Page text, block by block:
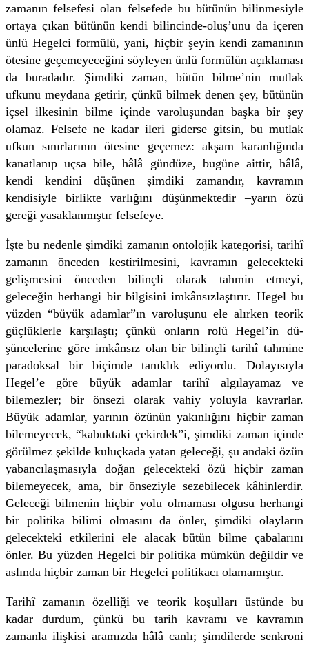
zamanın felsefesi olan felsefede bu bütünün bilinmesiyle
ortaya çıkan bütünün kendi bilincinde-oluş’unu da içeren
ünlü Hegelci formülü, yani, hiçbir şeyin kendi zamanının
ötesine geçemeyeceğini söyleyen ünlü formülün açıklaması
da buradadır. Şimdiki zaman, bütün bilme’nin mutlak
ufkunu meydana getirir, çünkü bilmek denen şey, bütünün
içsel ilkesinin bilme içinde varoluşundan başka bir şey
olamaz. Felsefe ne kadar ileri giderse gitsin, bu mutlak
ufkun sınırlarının ötesine geçemez: akşam karanlığında
kanatlanıp uçsa bile, hâlâ gündüze, bugüne aittir, hâlâ,
kendi kendini düşünen şimdiki zamandır, kavramın
kendisiyle birlikte varlığını düşünmektedir –yarın özü
gereği yasaklanmıştır felsefeye.
İşte bu nedenle şimdiki zamanın ontolojik kategorisi, tarihî
zamanın önceden kestirilmesini, kavramın gelecekteki
gelişmesini önceden bilinçli olarak tahmin etmeyi,
geleceğin herhangi bir bilgisini imkânsızlaştırır. Hegel bu
yüzden “büyük adamlar”ın varoluşunu ele alırken teorik
güçlüklerle karşılaştı; çünkü onların rolü Hegel’in dü­
şüncelerine göre imkânsız olan bir bilinçli tarihî tahmine
paradoksal bir biçimde tanıklık ediyordu. Dolayısıyla
Hegel’e göre büyük adamlar tarihî algılayamaz ve
bilemezler; bir önsezi olarak vahiy yoluyla kavrarlar.
Büyük adamlar, yarının özünün yakınlığını hiçbir zaman
bilemeyecek, “kabuktaki çekirdek”i, şimdiki zaman içinde
görülmez şekilde kuluçkada yatan geleceği, şu andaki özün
yabancılaşmasıyla doğan gelecekteki özü hiçbir zaman
bilemeyecek, ama, bir önseziyle sezebilecek kâhinlerdir.
Geleceği bilmenin hiçbir yolu olmaması olgusu herhangi
bir politika bilimi olmasını da önler, şimdiki olayların
gelecekteki etkilerini ele alacak bütün bilme çabalarını
önler. Bu yüzden Hegelci bir politika mümkün değildir ve
aslında hiçbir zaman bir Hegelci politikacı olamamıştır.
Tarihî zamanın özelliği ve teorik koşulları üstünde bu
kadar durdum, çünkü bu tarih kavramı ve kavramın
zamanla ilişkisi aramızda hâlâ canlı; şimdilerde senkroni